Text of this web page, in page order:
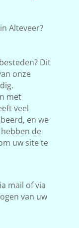
Alteveer?
Dit
onze
met
veel
en we
de
uw site te
mail of via
van uw